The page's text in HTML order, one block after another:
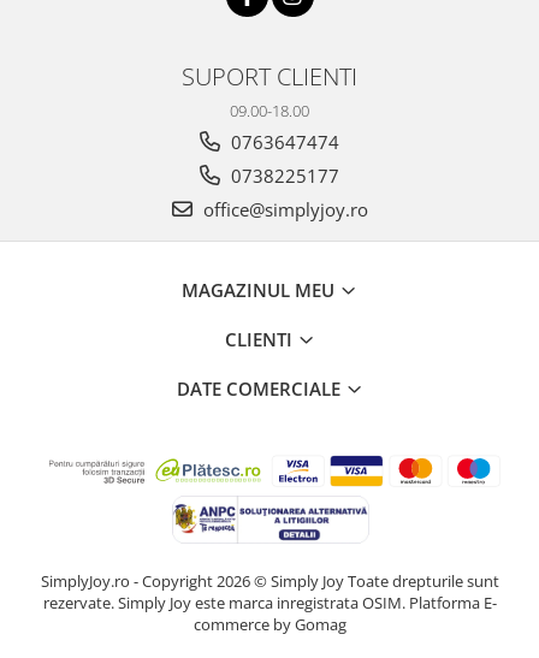
SUPORT CLIENTI
09.00-18.00
0763647474
0738225177
office@simplyjoy.ro
MAGAZINUL MEU
CLIENTI
DATE COMERCIALE
SimplyJoy.ro - Copyright 2026 © Simply Joy Toate drepturile sunt
rezervate. Simply Joy este marca inregistrata OSIM. Platforma E-
commerce by Gomag